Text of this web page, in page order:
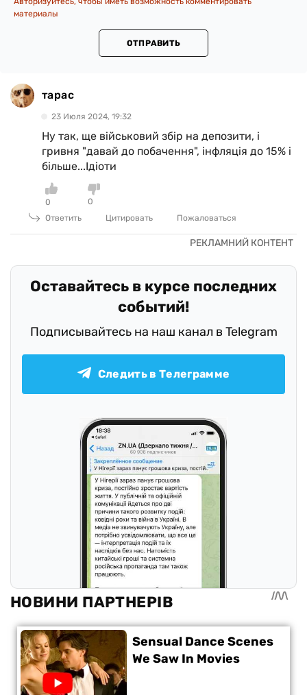
материалы
ОТПРАВИТЬ
тарас
23 Июля 2024, 19:32
Ну так, ще військовий збір на депозити, і
гривня "давай до побачення", інфляція до 15% і
більше...Ідіоти
0
0
Ответить
Цитировать Пожаловаться
Оставайтесь в курсе последних
событий!
Подписывайтесь на наш канал в Telegram
Следить в Телеграмме